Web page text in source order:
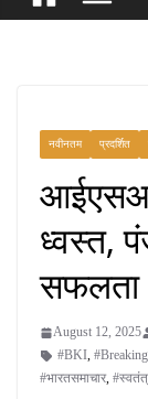
नवीनतम प्रदर्शित
ध्वस्त,
सफलता
August 12, 2025
#BKI,
#भारतसमाचार,